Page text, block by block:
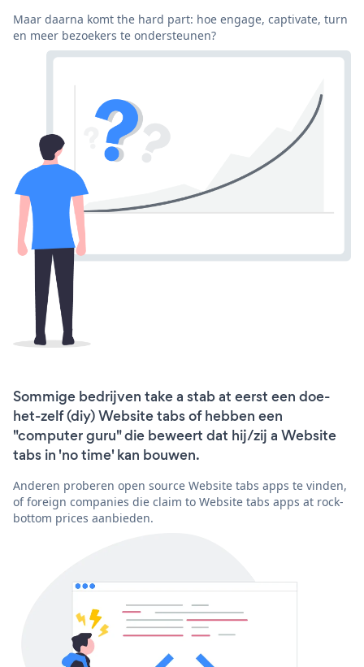
Maar daarna komt the hard part: hoe engage, captivate, turn
en meer bezoekers te ondersteunen?
Sommige bedrijven take a stab at eerst een doe-
het-zelf (diy) Website tabs of hebben een
"computer guru" die beweert dat hij/zij a Website
tabs in 'no time' kan bouwen.
Anderen proberen open source Website tabs apps te vinden,
of foreign companies die claim to Website tabs apps at rock-
bottom prices aanbieden.